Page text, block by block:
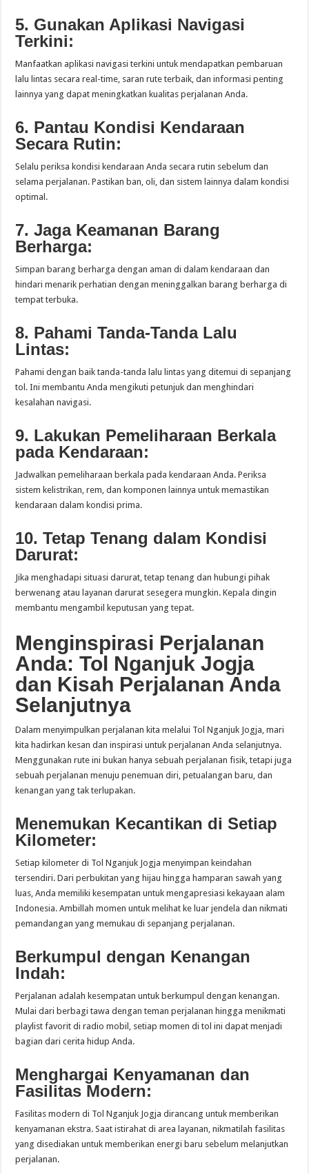
5. Gunakan Aplikasi Navigasi
Terkini:
Manfaatkan aplikasi navigasi terkini untuk mendapatkan pembaruan
lalu lintas secara real-time, saran rute terbaik, dan informasi penting
lainnya yang dapat meningkatkan kualitas perjalanan Anda.
6. Pantau Kondisi Kendaraan
Secara Rutin:
Selalu periksa kondisi kendaraan Anda secara rutin sebelum dan
selama perjalanan. Pastikan ban, oli, dan sistem lainnya dalam kondisi
optimal.
7. Jaga Keamanan Barang
Berharga:
Simpan barang berharga dengan aman di dalam kendaraan dan
hindari menarik perhatian dengan meninggalkan barang berharga di
tempat terbuka.
8. Pahami Tanda-Tanda Lalu
Lintas:
Pahami dengan baik tanda-tanda lalu lintas yang ditemui di sepanjang
tol. Ini membantu Anda mengikuti petunjuk dan menghindari
kesalahan navigasi.
9. Lakukan Pemeliharaan Berkala
pada Kendaraan:
Jadwalkan pemeliharaan berkala pada kendaraan Anda. Periksa
sistem kelistrikan, rem, dan komponen lainnya untuk memastikan
kendaraan dalam kondisi prima.
10. Tetap Tenang dalam Kondisi
Darurat:
Jika menghadapi situasi darurat, tetap tenang dan hubungi pihak
berwenang atau layanan darurat sesegera mungkin. Kepala dingin
membantu mengambil keputusan yang tepat.
Menginspirasi Perjalanan
Anda: Tol Nganjuk Jogja
dan Kisah Perjalanan Anda
Selanjutnya
Dalam menyimpulkan perjalanan kita melalui Tol Nganjuk Jogja, mari
kita hadirkan kesan dan inspirasi untuk perjalanan Anda selanjutnya.
Menggunakan rute ini bukan hanya sebuah perjalanan fisik, tetapi juga
sebuah perjalanan menuju penemuan diri, petualangan baru, dan
kenangan yang tak terlupakan.
Menemukan Kecantikan di Setiap
Kilometer:
Setiap kilometer di Tol Nganjuk Jogja menyimpan keindahan
tersendiri. Dari perbukitan yang hijau hingga hamparan sawah yang
luas, Anda memiliki kesempatan untuk mengapresiasi kekayaan alam
Indonesia. Ambillah momen untuk melihat ke luar jendela dan nikmati
pemandangan yang memukau di sepanjang perjalanan.
Berkumpul dengan Kenangan
Indah:
Perjalanan adalah kesempatan untuk berkumpul dengan kenangan.
Mulai dari berbagi tawa dengan teman perjalanan hingga menikmati
playlist favorit di radio mobil, setiap momen di tol ini dapat menjadi
bagian dari cerita hidup Anda.
Menghargai Kenyamanan dan
Fasilitas Modern:
Fasilitas modern di Tol Nganjuk Jogja dirancang untuk memberikan
kenyamanan ekstra. Saat istirahat di area layanan, nikmatilah fasilitas
yang disediakan untuk memberikan energi baru sebelum melanjutkan
perjalanan.